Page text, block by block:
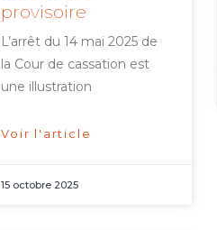
provisoire
L’arrêt du 14 mai 2025 de
la Cour de cassation est
une illustration
Voir l'article
15 octobre 2025